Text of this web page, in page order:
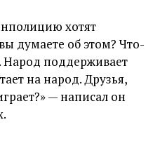
хотят
думаете об этом? Что-
поддерживает
на народ. Друзья,
— написал он